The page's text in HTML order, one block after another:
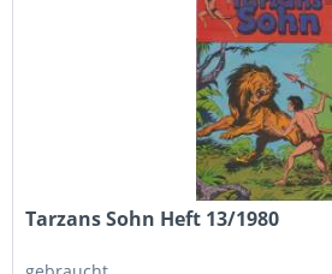
Tarzans Sohn Heft 13/1980